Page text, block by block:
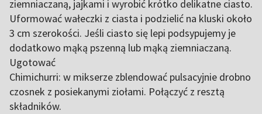
ziemniaczaną, jajkami i wyrobić krótko delikatne ciasto.
Uformować wałeczki z ciasta i podzielić na kluski około
3 cm szerokości. Jeśli ciasto się lepi podsypujemy je
dodatkowo mąką pszenną lub mąką ziemniaczaną.
Ugotować
Chimichurri: w mikserze zblendować pulsacyjnie drobno
czosnek z posiekanymi ziołami. Połączyć z resztą
składników.